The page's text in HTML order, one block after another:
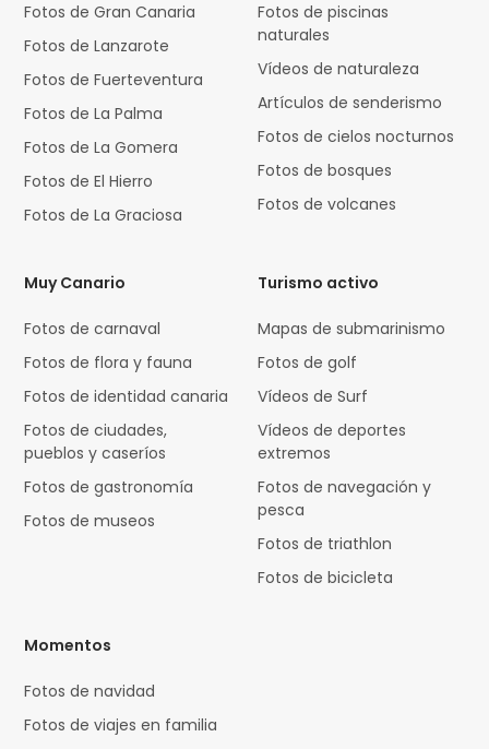
Fotos de Gran Canaria
Fotos de Lanzarote
Fotos de Fuerteventura
Fotos de La Palma
Fotos de La Gomera
Fotos de El Hierro
Fotos de La Graciosa
Fotos de piscinas
naturales
Vídeos de naturaleza
Artículos de senderismo
Fotos de cielos nocturnos
Fotos de bosques
Fotos de volcanes
Muy Canario
Fotos de carnaval
Fotos de flora y fauna
Fotos de identidad canaria
Fotos de ciudades,
pueblos y caseríos
Fotos de gastronomía
Fotos de museos
Turismo activo
Mapas de submarinismo
Fotos de golf
Vídeos de Surf
Vídeos de deportes
extremos
Fotos de navegación y
pesca
Fotos de triathlon
Fotos de bicicleta
Momentos
Fotos de navidad
Fotos de viajes en familia